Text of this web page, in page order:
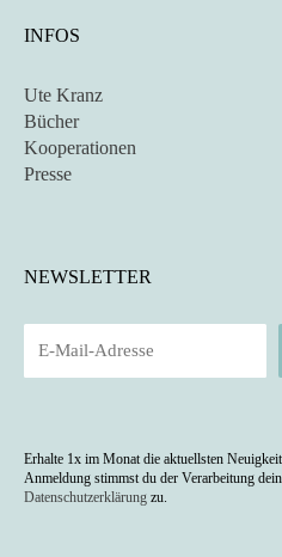
der
das
INFOS
Ute Kranz
Bücher
Kooperationen
Presse
NEWSLETTER
Erhalte 1x im Monat die aktuellsten
Anmeldung stimmst du der Verarbeitung
Datenschutzerklärung zu.